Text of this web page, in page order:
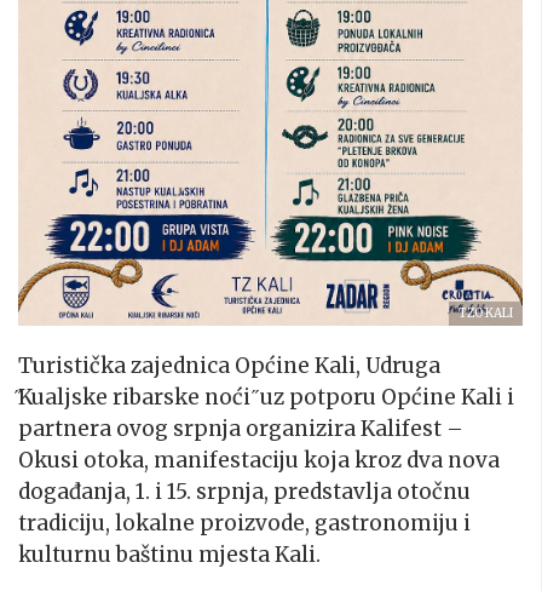
TZO KALI
Turistička zajednica Općine Kali, Udruga
̋Kualjske ribarske noći ̋ uz potporu Općine Kali i
partnera ovog srpnja organizira Kalifest –
Okusi otoka, manifestaciju koja kroz dva nova
događanja, 1. i 15. srpnja, predstavlja otočnu
tradiciju, lokalne proizvode, gastronomiju i
kulturnu baštinu mjesta Kali.